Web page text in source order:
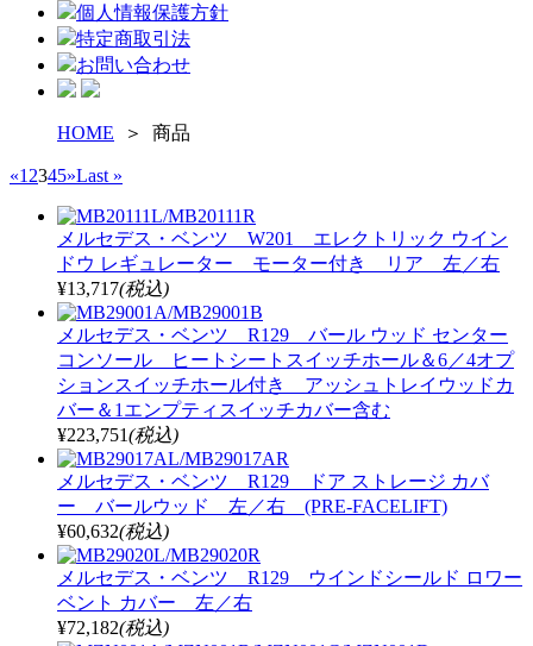
個人情報保護方針
特定商取引法
お問い合わせ
HOME ＞ 商品
«1 2345»Last »
メルセデス・ベンツ W201 エレクトリック ウイン
ドウ レギュレーター モーター付き リア 左／右
¥13,717(税込)
メルセデス・ベンツ R129 バール ウッド センター
コンソール ヒートシートスイッチホール＆6／4オプ
ションスイッチホール付き アッシュトレイウッドカ
バー＆1エンプティスイッチカバー含む
¥223,751(税込)
メルセデス・ベンツ R129 ドア ストレージ カバ
ー バールウッド 左／右 (PRE-FACELIFT)
¥60,632(税込)
メルセデス・ベンツ R129 ウインドシールド ロワー
ベント カバー 左／右
¥72,182(税込)